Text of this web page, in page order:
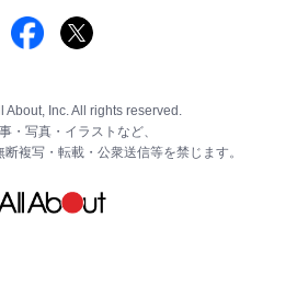
About, Inc. All rights reserved.
・写真・イラストなど、
複写・転載・公衆送信等を禁じます。